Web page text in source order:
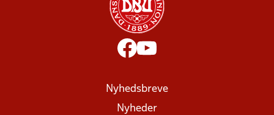
Nyhedsbreve
Nyheder